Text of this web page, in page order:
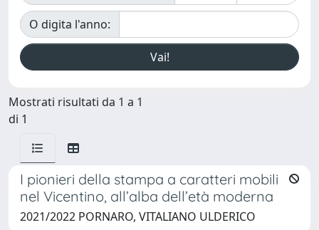
O digita l'anno:
Mostrati risultati da 1 a 1
di 1
I pionieri della stampa a caratteri mobili
nel Vicentino, all’alba dell’età moderna
2021/2022 PORNARO, VITALIANO ULDERICO